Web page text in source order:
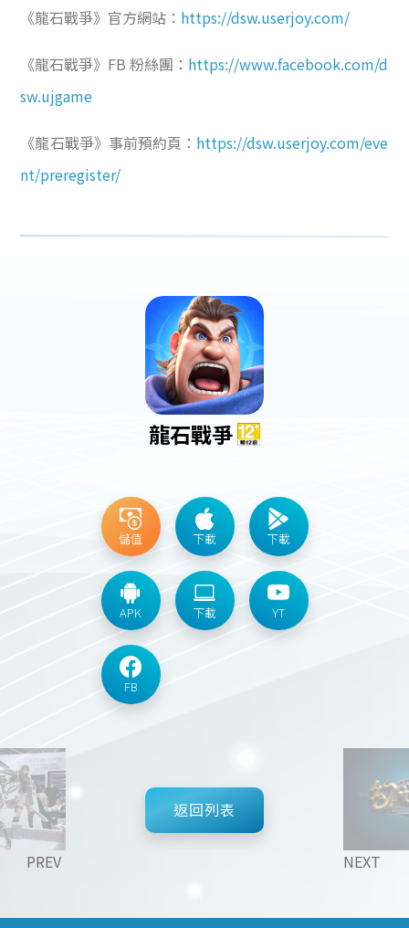
《龍石戰爭》官方網站： https://dsw.userjoy.com/
《龍石戰爭》FB 粉絲團： https://www.facebook.com/d
sw.ujgame
《龍石戰爭》事前預約頁： https://dsw.userjoy.com/eve
nt/preregister/
龍石戰爭
儲值 下載 下載
APK 下載 YT
FB
PREV
返回列表
NEXT